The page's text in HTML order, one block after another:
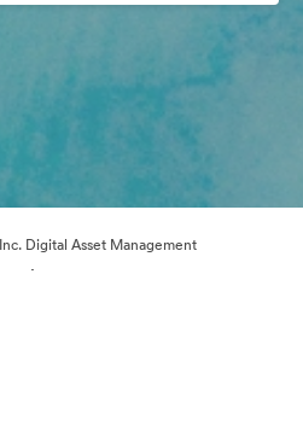
Digital Asset Management
·